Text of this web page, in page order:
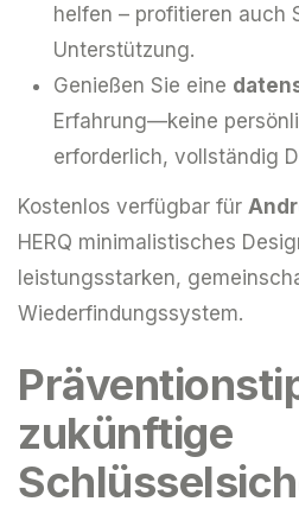
helfen – profitieren auch
Unterstützung.
Genießen Sie eine
Erfahrung—keine
erforderlich, vollständig
Kostenlos verfügbar für
HERQ minimalistisches
leistungsstarken,
Wiederfindungssystem.
zukünftige